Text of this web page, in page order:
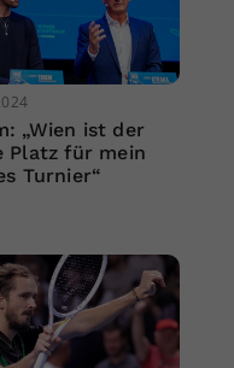
„Wien ist der
Platz für mein
Turnier“